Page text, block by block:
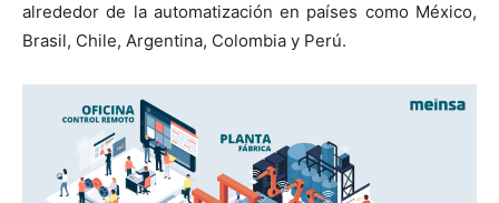
alrededor de la automatización en países como México,
Brasil, Chile, Argentina, Colombia y Perú.